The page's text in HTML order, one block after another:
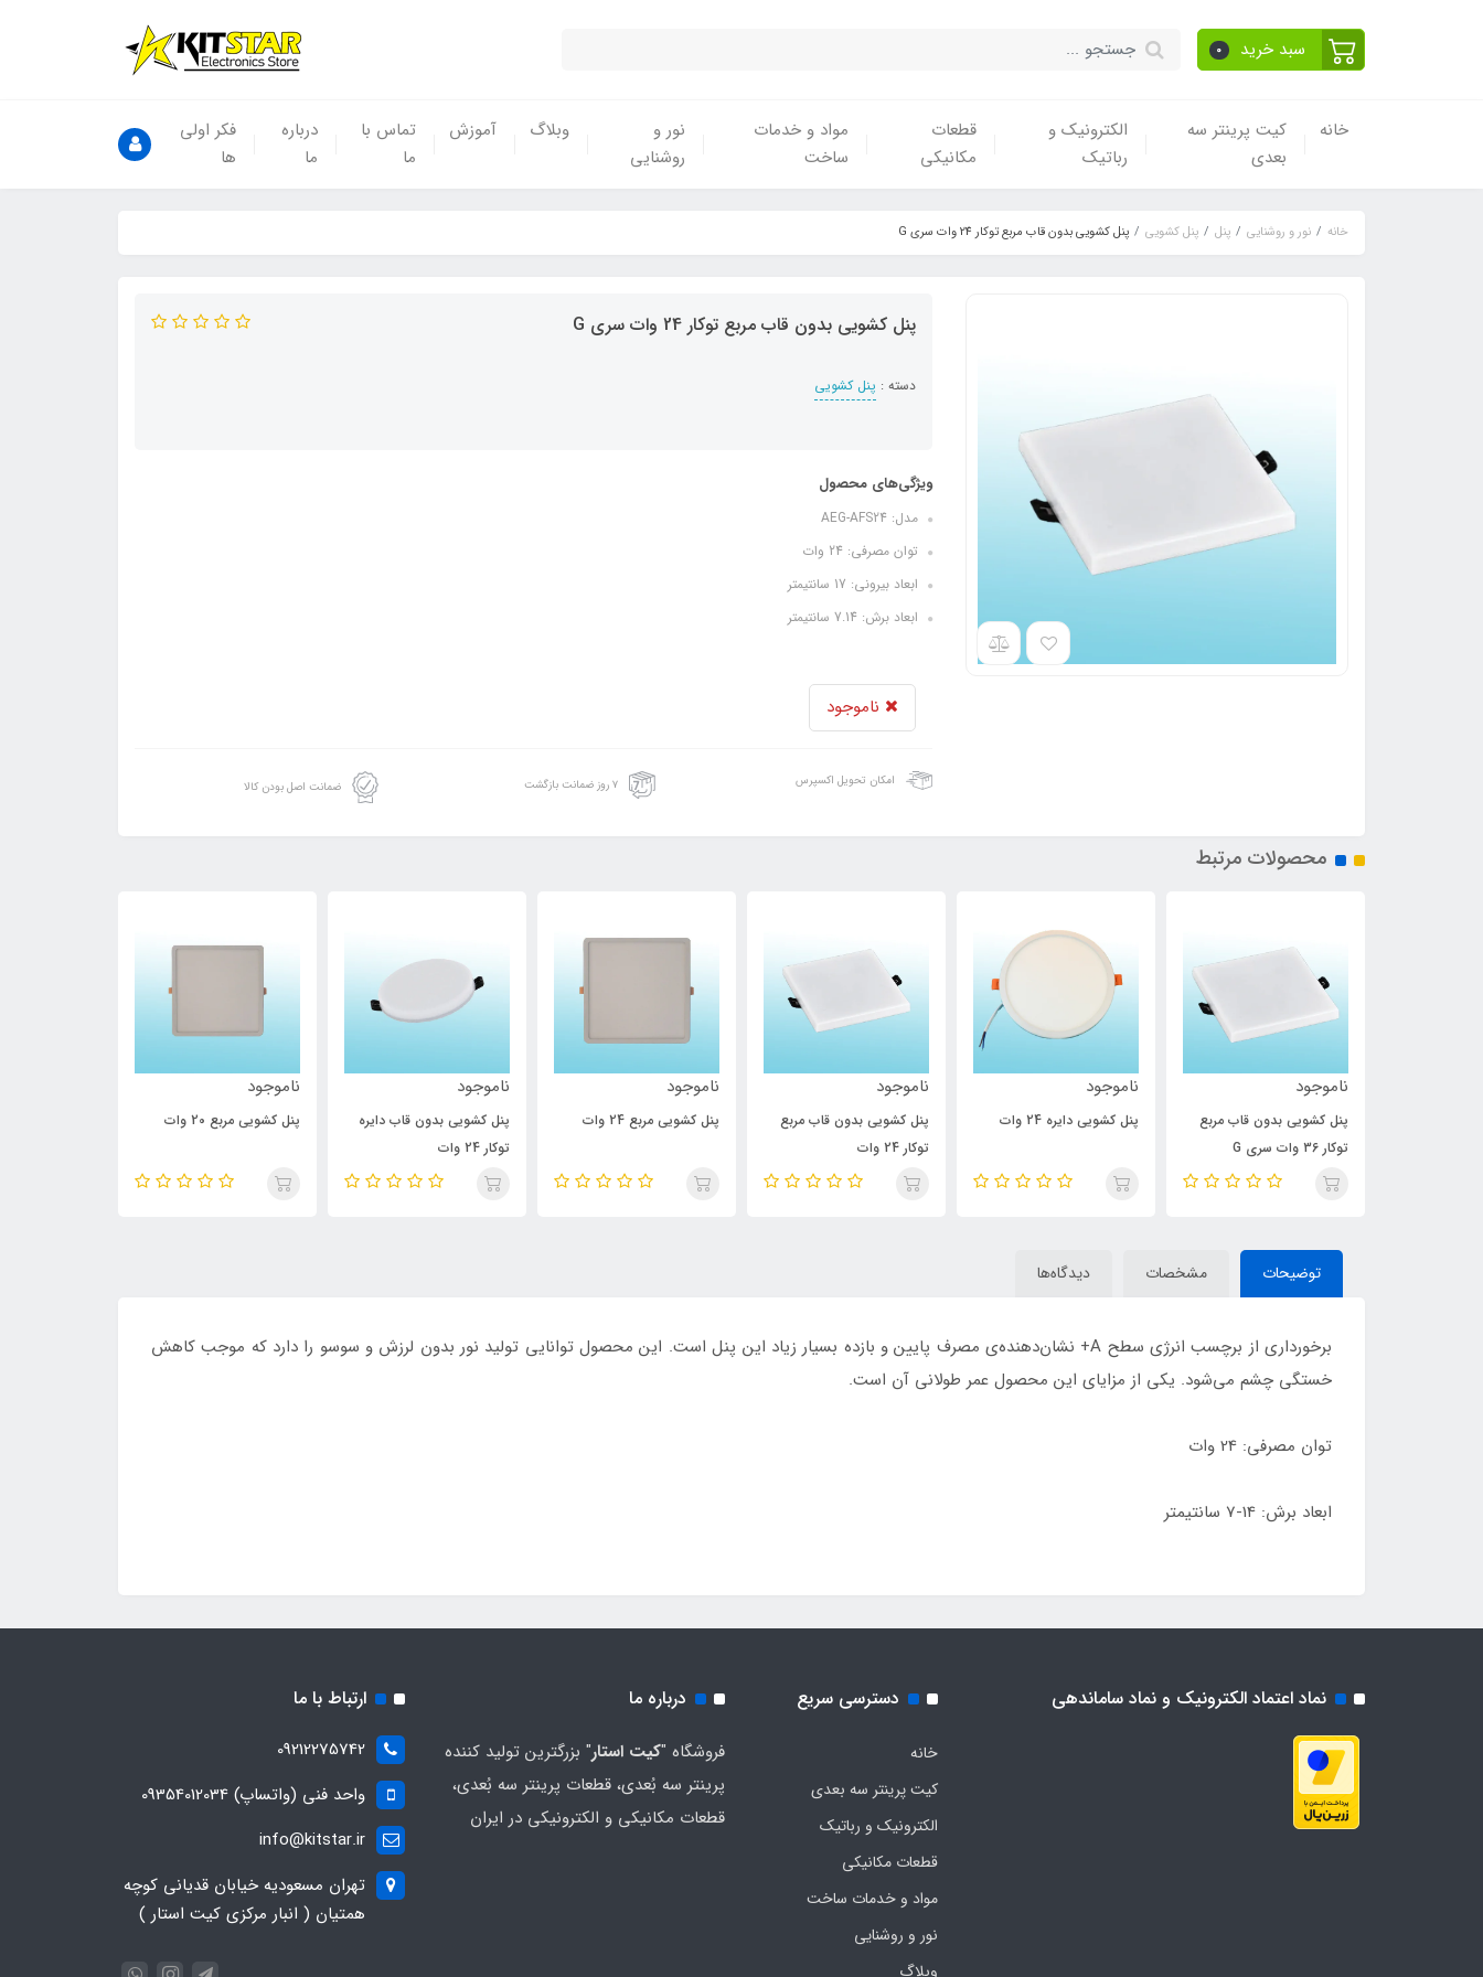
سبد خرید 0
خانه
کیت پرینتر سه
بعدی
الکترونیک و
رباتیک
قطعات
مکانیکی
مواد و خدمات
ساخت
نور و
روشنایی
وبلاگ آموزش
تماس با
ما
درباره
ما
فکر اولی
ها
خانه نور و روشنایی پنل پنل کشویی پنل کشویی بدون قاب مربع توکار 24 وات سری G
پنل کشویی بدون قاب مربع توکار 24 وات سری G
دسته : پنل کشویی
ویژگی‌های محصول
مدل: AEG-AFS24
توان مصرفی: 24 وات
ابعاد بیرونی: 17 سانتیمتر
ابعاد برش: 7.14 سانتیمتر
ناموجود
امکان تحویل اکسپرس ۷ روز ضمانت بازگشت ضمانت اصل بودن کالا
محصولات مرتبط
ناموجود
پنل کشویی بدون قاب مربع
توکار 36 وات سری G
ناموجود
پنل کشویی دایره 24 وات
ناموجود
پنل کشویی بدون قاب مربع
توکار 24 وات
ناموجود
پنل کشویی مربع 24 وات
ناموجود
پنل کشویی بدون قاب دایره
توکار 24 وات
ناموجود
پنل کشویی مربع 20 وات
توضیحات مشخصات دیدگاه‌ها
برخورداری از برچسب انرژی سطح A+ نشان‌دهنده‌ی مصرف پایین و بازده بسیار زیاد این پنل است. این محصول توانایی تولید نور بدون لرزش و سوسو را دارد که موجب کاهش
خستگی چشم می‌شود. یکی از مزایای این محصول عمر طولانی آن است.
توان مصرفی: 24 وات
ابعاد برش: 14-7 سانتیمتر
نماد اعتماد الکترونیک و نماد ساماندهی دسترسی سریع
خانه
کیت پرینتر سه بعدی
الکترونیک و رباتیک
قطعات مکانیکی
مواد و خدمات ساخت
نور و روشنایی
وبلاگ
درباره ما
فروشگاه "کیت استار" بزرگترین تولید کننده
پرینتر سه بُعدی، قطعات پرینتر سه بُعدی،
قطعات مکانیکی و الکترونیکی در ایران
ارتباط با ما
09212275742
واحد فنی (واتساپ) 09354012034
info@kitstar.ir
تهران مسعودیه خیابان قدیانی کوچه
همتیان ( انبار مرکزی کیت استار )